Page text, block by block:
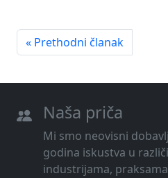
« Prethodni članak
Naša priča
Mi smo neovisni
godina iskustva u
industrijama,